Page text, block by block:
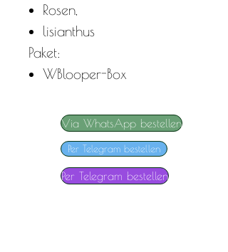
Rosen,
lisianthus
Paket:
WBlooper-Box
Via WhatsApp bestellen
Per Telegram bestellen
Per Telegram bestellen